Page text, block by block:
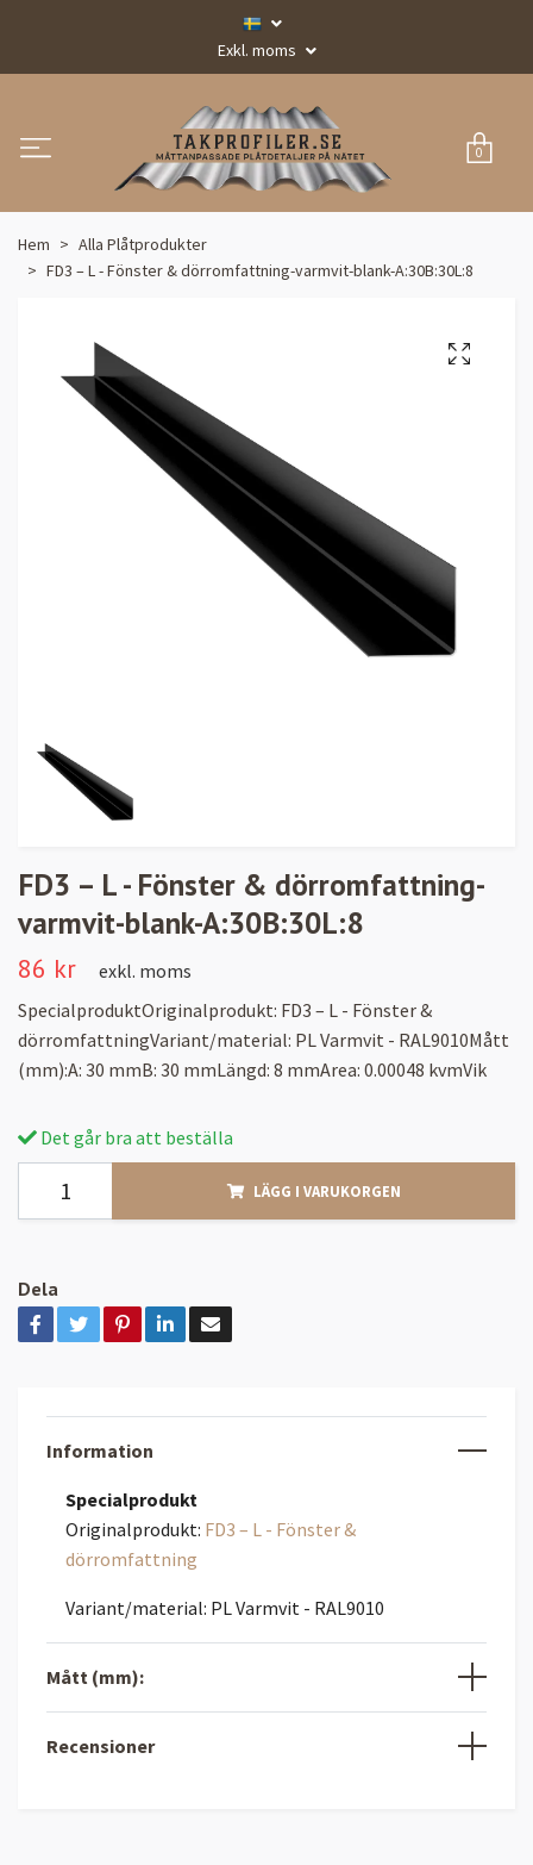
Exkl. moms
0
Hem
Alla Plåtprodukter
FD3 – L - Fönster & dörromfattning-varmvit-blank-A:30B:30L:8
FD3 – L - Fönster & dörromfattning-
varmvit-blank-A:30B:30L:8
86 kr
exkl. moms
SpecialproduktOriginalprodukt: FD3 – L - Fönster &
dörromfattningVariant/material: PL Varmvit - RAL9010Mått
(mm):A: 30 mmB: 30 mmLängd: 8 mmArea: 0.00048 kvmVik
Det går bra att beställa
LÄGG I VARUKORGEN
Dela
Information
Specialprodukt
Originalprodukt: FD3 – L - Fönster &
dörromfattning
Variant/material: PL Varmvit - RAL9010
Mått (mm):
Recensioner